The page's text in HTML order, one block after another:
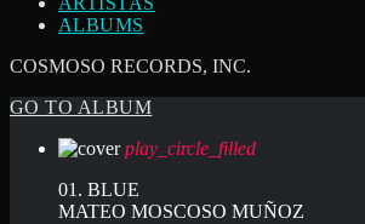
ALBUMS
COSMOSO RECORDS, INC.
GO TO ALBUM
play_circle_filled
01. BLUE
MATEO MOSCOSO MUÑOZ